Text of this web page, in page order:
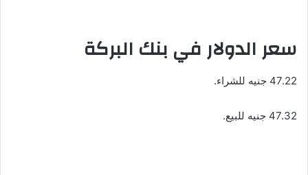
سعر الدولار في بنك البركة
47.22 جنيه للشراء.
47.32 جنيه للبيع.